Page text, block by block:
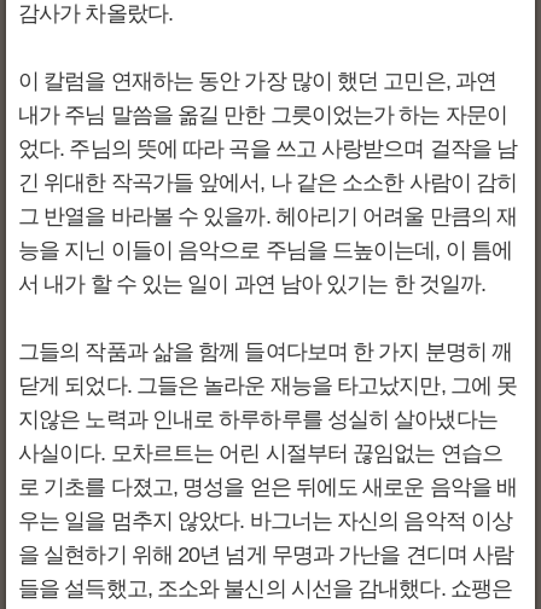
감사가 차올랐다.
이 칼럼을 연재하는 동안 가장 많이 했던 고민은, 과연
내가 주님 말씀을 옮길 만한 그릇이었는가 하는 자문이
었다. 주님의 뜻에 따라 곡을 쓰고 사랑받으며 걸작을 남
긴 위대한 작곡가들 앞에서, 나 같은 소소한 사람이 감히
그 반열을 바라볼 수 있을까. 헤아리기 어려울 만큼의 재
능을 지닌 이들이 음악으로 주님을 드높이는데, 이 틈에
서 내가 할 수 있는 일이 과연 남아 있기는 한 것일까.
그들의 작품과 삶을 함께 들여다보며 한 가지 분명히 깨
닫게 되었다. 그들은 놀라운 재능을 타고났지만, 그에 못
지않은 노력과 인내로 하루하루를 성실히 살아냈다는
사실이다. 모차르트는 어린 시절부터 끊임없는 연습으
로 기초를 다졌고, 명성을 얻은 뒤에도 새로운 음악을 배
우는 일을 멈추지 않았다. 바그너는 자신의 음악적 이상
을 실현하기 위해 20년 넘게 무명과 가난을 견디며 사람
들을 설득했고, 조소와 불신의 시선을 감내했다. 쇼팽은